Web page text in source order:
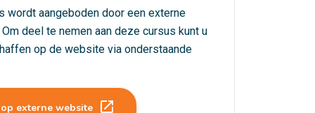
wordt aangeboden door een externe
deel te nemen aan deze cursus kunt u
op de website via onderstaande
externe website launch